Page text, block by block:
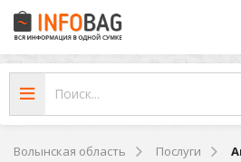
Волынская область Послуги